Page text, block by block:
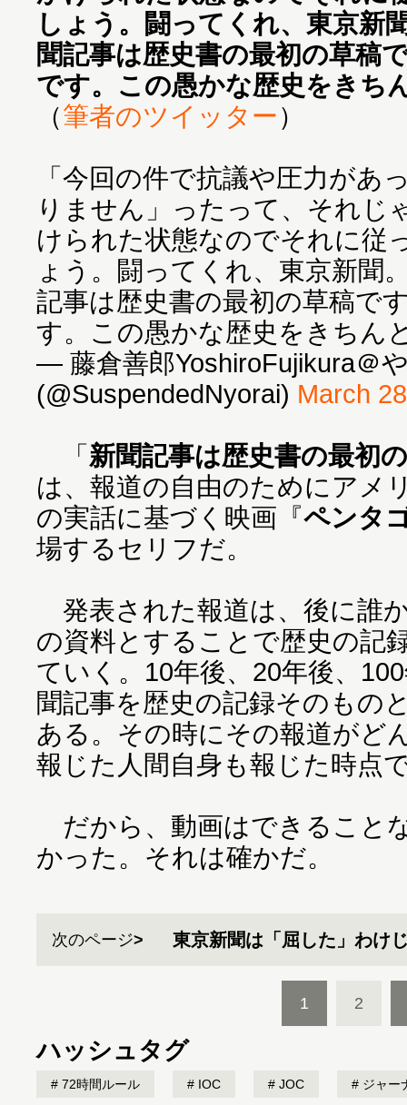
しょう。闘ってくれ、東京新
聞記事は歴史書の最初の草稿
です。この愚かな歴史をきち
（筆者のツイッター）
「今回の件で抗議や圧力があ
りません」ったって、それじ
けられた状態なのでそれに従
ょう。闘ってくれ、東京新聞
記事は歴史書の最初の草稿で
す。この愚かな歴史をきちん
— 藤倉善郎YoshiroFujikura＠
(@SuspendedNyorai) March
「新聞記事は歴史書の最初
は、報道の自由のためにアメ
の実話に基づく映画『ペンタ
場するセリフだ。
発表された報道は、後に誰
の資料とすることで歴史の記
ていく。10年後、20年後、
聞記事を歴史の記録そのもの
ある。その時にその報道がど
報じた人間自身も報じた時点
だから、動画はできること
かった。それは確かだ。
次のページ 東京新聞は「屈した」わけ
1 2
ハッシュタグ
72時間ルール IOC JOC ジャー